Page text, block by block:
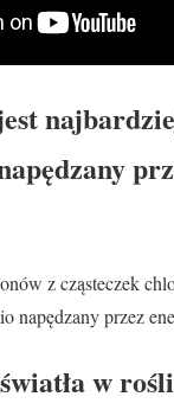
z cząsteczek
napędzany przez
w